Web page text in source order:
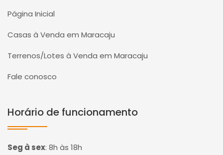
Página Inicial
Casas à Venda em Maracaju
Terrenos/Lotes à Venda em Maracaju
Fale conosco
Horário de funcionamento
Seg à sex: 8h às 18h